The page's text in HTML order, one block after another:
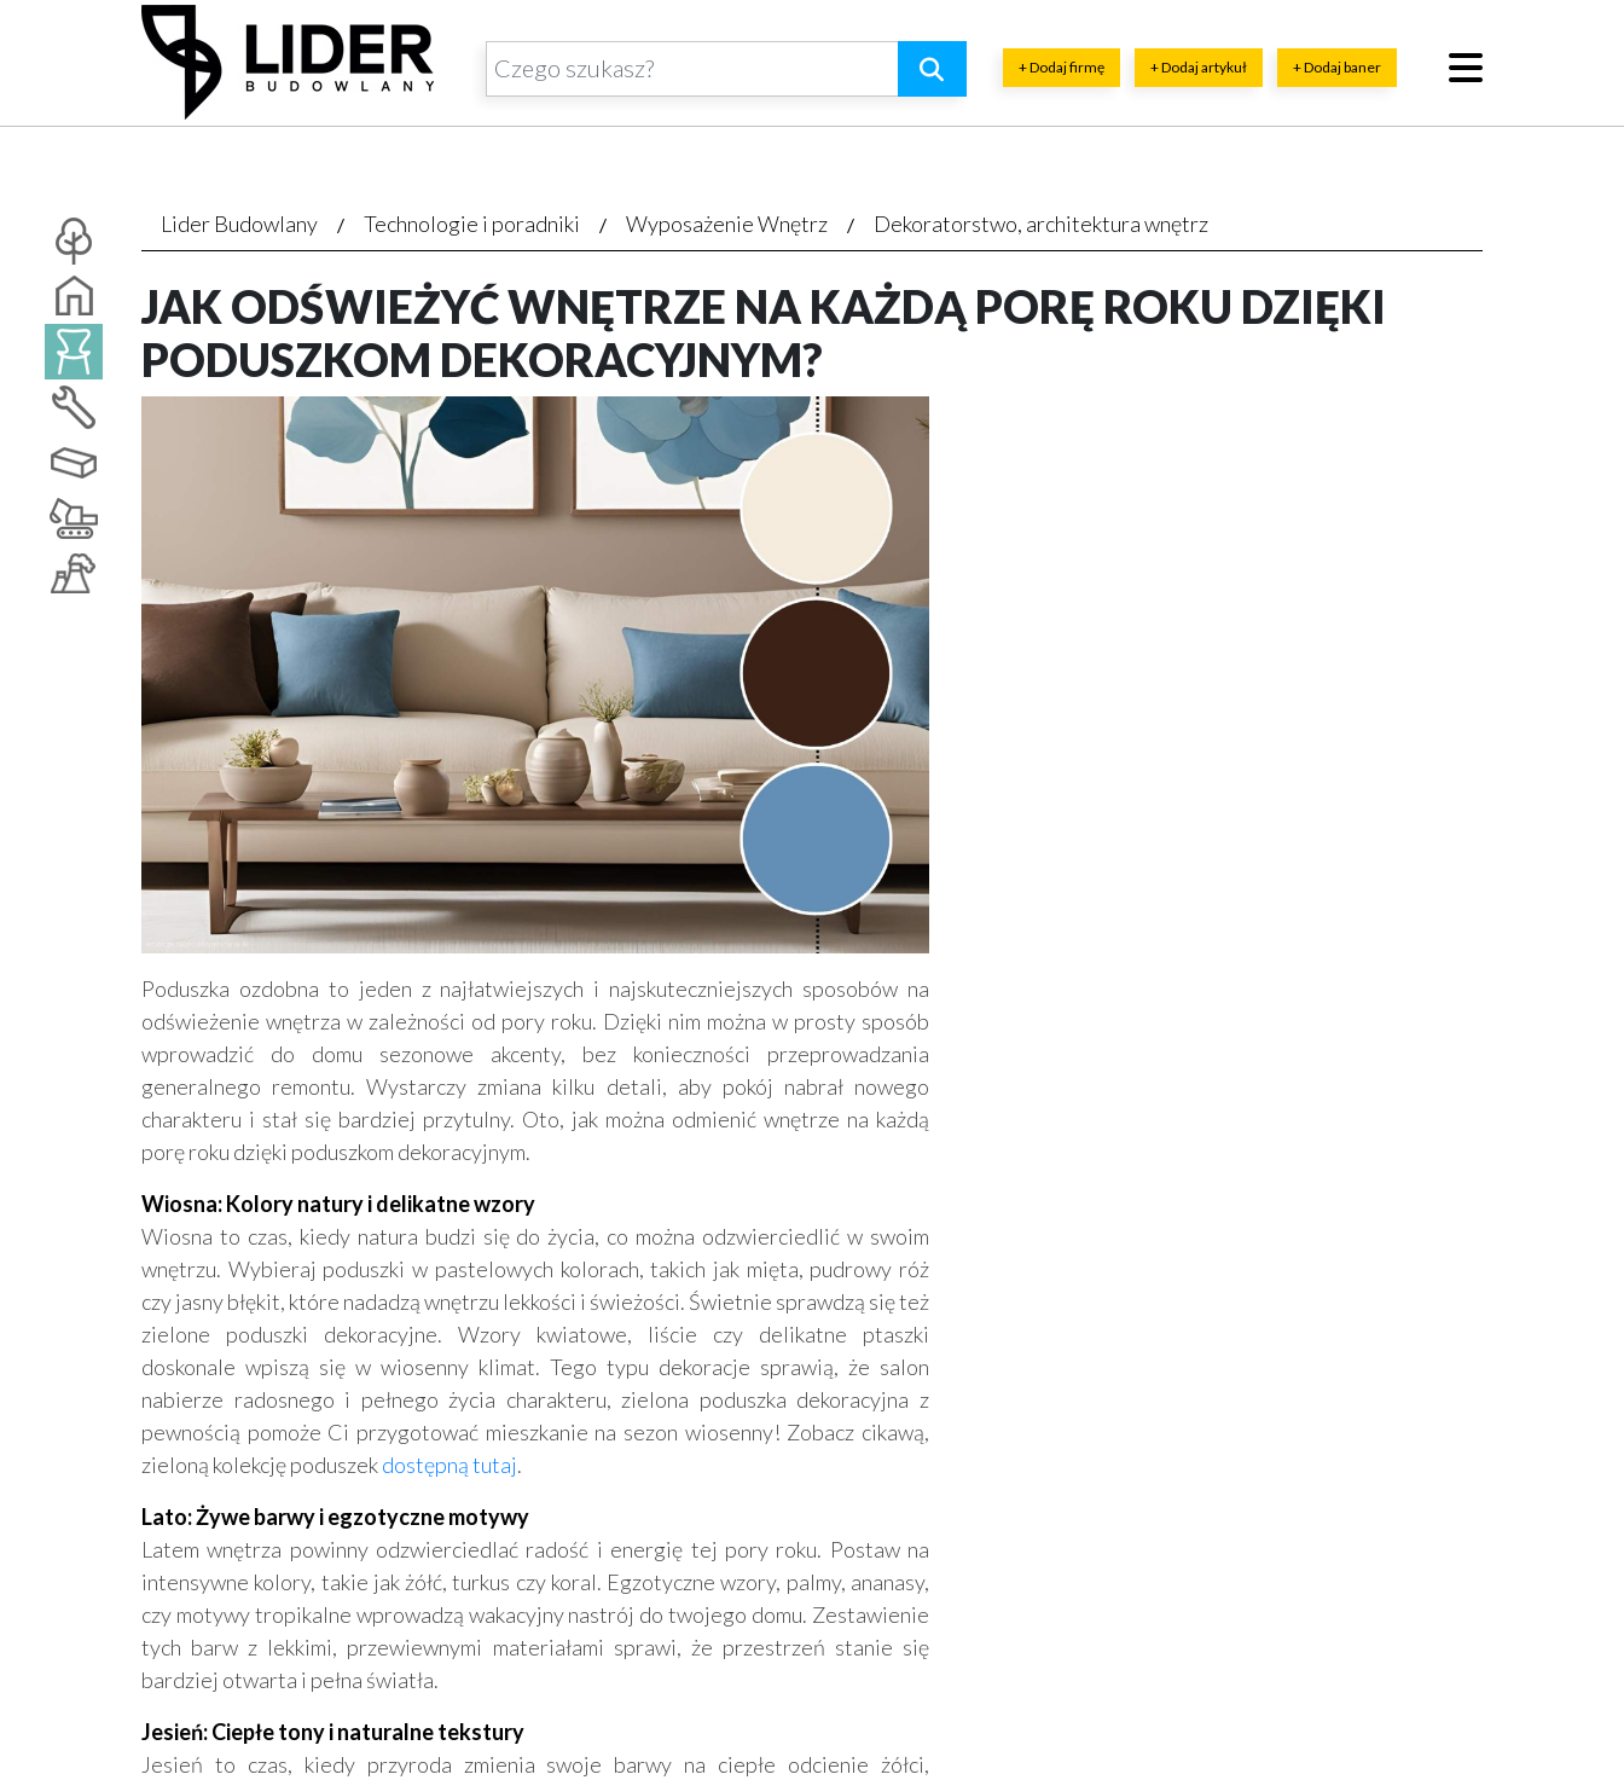
+ Dodaj firmę + Dodaj artykuł + Dodaj baner
Lider Budowlany Technologie i poradniki Wyposażenie Wnętrz Dekoratorstwo, architektura wnętrz
JAK ODŚWIEŻYĆ WNĘTRZE NA KAŻDĄ PORĘ ROKU DZIĘKI
PODUSZKOM DEKORACYJNYM?
Poduszka ozdobna to jeden z najłatwiejszych i najskuteczniejszych sposobów na
odświeżenie wnętrza w zależności od pory roku. Dzięki nim można w prosty sposób
wprowadzić do domu sezonowe akcenty, bez konieczności przeprowadzania
generalnego remontu. Wystarczy zmiana kilku detali, aby pokój nabrał nowego
charakteru i stał się bardziej przytulny. Oto, jak można odmienić wnętrze na każdą
porę roku dzięki poduszkom dekoracyjnym.
Wiosna: Kolory natury i delikatne wzory
Wiosna to czas, kiedy natura budzi się do życia, co można odzwierciedlić w swoim
wnętrzu. Wybieraj poduszki w pastelowych kolorach, takich jak mięta, pudrowy róż
czy jasny błękit, które nadadzą wnętrzu lekkości i świeżości. Świetnie sprawdzą się też
zielone poduszki dekoracyjne. Wzory kwiatowe, liście czy delikatne ptaszki
doskonale wpiszą się w wiosenny klimat. Tego typu dekoracje sprawią, że salon
nabierze radosnego i pełnego życia charakteru, zielona poduszka dekoracyjna z
pewnością pomoże Ci przygotować mieszkanie na sezon wiosenny! Zobacz cikawą,
zieloną kolekcję poduszekdostępną tutaj.
Lato: Żywe barwy i egzotyczne motywy
Latem wnętrza powinny odzwierciedlać radość i energię tej pory roku. Postaw na
intensywne kolory, takie jak żółć, turkus czy koral. Egzotyczne wzory, palmy, ananasy,
czy motywy tropikalne wprowadzą wakacyjny nastrój do twojego domu. Zestawienie
tych barw z lekkimi, przewiewnymi materiałami sprawi, że przestrzeń stanie się
bardziej otwarta i pełna światła.
Jesień: Ciepłe tony i naturalne tekstury
Jesień to czas, kiedy przyroda zmienia swoje barwy na ciepłe odcienie żółci,